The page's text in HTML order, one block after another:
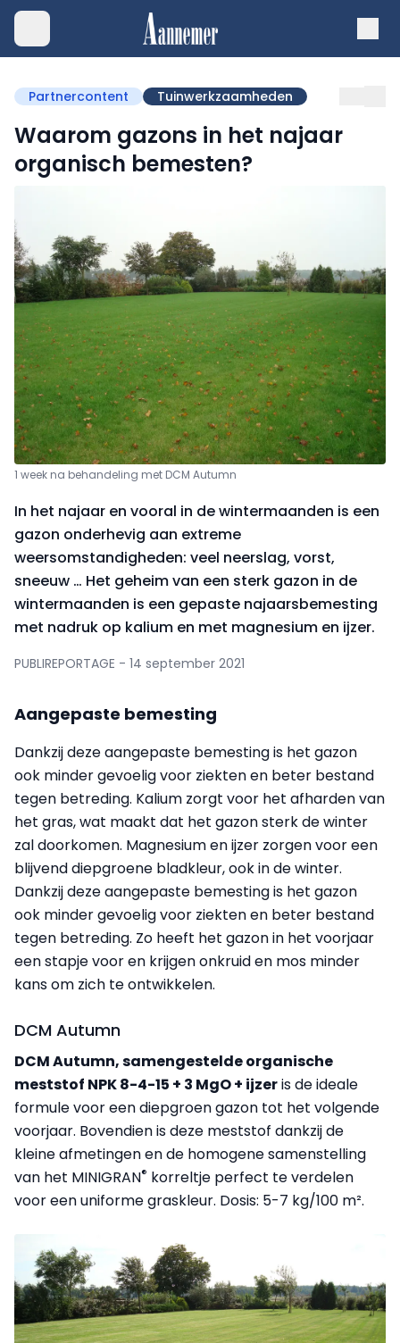
Partnercontent Tuinwerkzaamheden
Waarom gazons in het najaar
organisch bemesten?
1 week na behandeling met DCM Autumn
In het najaar en vooral in de wintermaanden is een
gazon onderhevig aan extreme
weersomstandigheden: veel neerslag, vorst,
sneeuw … Het geheim van een sterk gazon in de
wintermaanden is een gepaste najaarsbemesting
met nadruk op kalium en met magnesium en ijzer.
PUBLIREPORTAGE - 14 september 2021
Aangepaste bemesting
Dankzij deze aangepaste bemesting is het gazon
ook minder gevoelig voor ziekten en beter bestand
tegen betreding. Kalium zorgt voor het afharden van
het gras, wat maakt dat het gazon sterk de winter
zal doorkomen. Magnesium en ijzer zorgen voor een
blijvend diepgroene bladkleur, ook in de winter.
Dankzij deze aangepaste bemesting is het gazon
ook minder gevoelig voor ziekten en beter bestand
tegen betreding. Zo heeft het gazon in het voorjaar
een stapje voor en krijgen onkruid en mos minder
kans om zich te ontwikkelen.
DCM Autumn
DCM Autumn, samengestelde organische
meststof NPK 8-4-15 + 3 MgO + ijzeris de ideale
formule voor een diepgroen gazon tot het volgende
voorjaar. Bovendien is deze meststof dankzij de
kleine afmetingen en de homogene samenstelling
van het MINIGRAN® korreltje perfect te verdelen
voor een uniforme graskleur. Dosis: 5-7 kg/100 m².